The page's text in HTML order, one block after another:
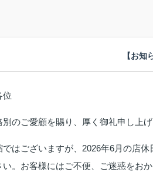
【お知
位
のご愛顧を賜り、厚く御礼申し上げ
ではございますが、2026年6月の店
い。お客様にはご不便、ご迷惑をお